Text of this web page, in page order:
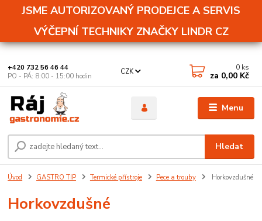
JSME AUTORIZOVANÝ PRODEJCE A SERVIS
VÝČEPNÍ TECHNIKY ZNAČKY LINDR CZ
Menu
CZK
Hledat
+420 732 56 46 44
PO - PÁ: 8:00 - 15:00 hodin
0 ks
za 0,00 Kč
Úvod GASTRO TIP Termické přístroje Pece a trouby Horkovzdušné
Horkovzdušné